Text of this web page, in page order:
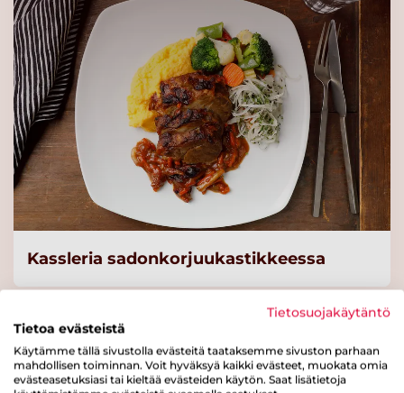
Soos Sinappinen
salaattikastike 1L
Lue lisää
Soos Thousand Island
salaattikastike 1L
Pro Broileripasta 2500g
Pro Kalakeitto 2500g
Kassleria sadonkorjuukastikkeessa
Tietosuojakäytäntö
Tietoa evästeistä
Käytämme tällä sivustolla evästeitä taataksemme sivuston parhaan
mahdollisen toiminnan. Voit hyväksyä kaikki evästeet, muokata omia
evästeasetuksiasi tai kieltää evästeiden käytön. Saat lisätietoja